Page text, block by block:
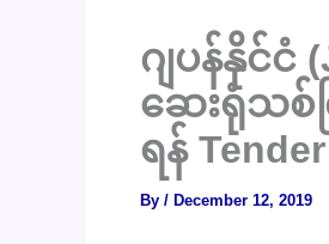
ဂျပန်နိုင်
ဆေးရုံသစ်
ရန်
By / December 12, 2019